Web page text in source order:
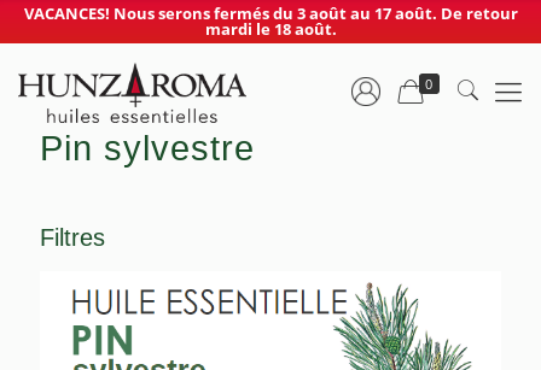
VACANCES! Nous serons fermés du 3 août au 17 août. De retour
mardi le 18 août.
0
Pin sylvestre
Filtres